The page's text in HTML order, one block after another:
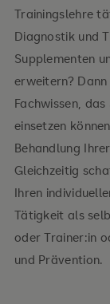
Trainingslehre
Diagnostik und
Supplementen
erweitern?
Fachwissen,
einsetzen
Behandlung
Gleichzeitig
Ihren
Tätigkeit als
oder Trainer:in
und Prävention.